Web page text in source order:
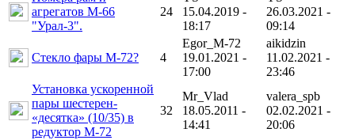
агрегатов М-66
"Урал-3".
24
15.04.2019 -
18:17
26.03.2021 -
09:14
Стекло фары М-72? 4
Egor_M-72
19.01.2021 -
17:00
aikidzin
11.02.2021 -
23:46
Установка ускоренной
пары шестерен-
«десятка» (10/35) в
редуктор М-72
32
Mr_Vlad
18.05.2011 -
14:41
valera_spb
02.02.2021 -
20:06